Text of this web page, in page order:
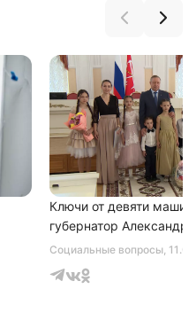
Социальные вопросы,
Ключи от девяти машин
губернатор Александр